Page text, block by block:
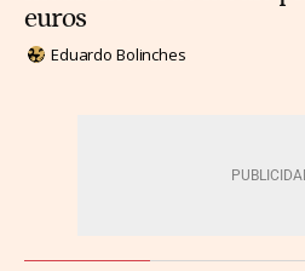
euros
Eduardo Bolinches